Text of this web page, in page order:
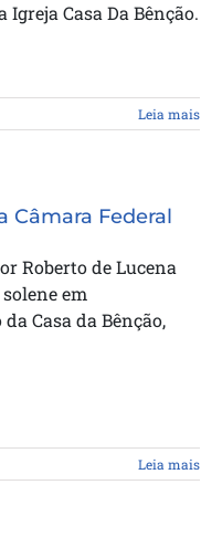
Casa Da Bênção.
Leia mais
Câmara Federal
Roberto de Lucena
em
Casa da Bênção,
Leia mais